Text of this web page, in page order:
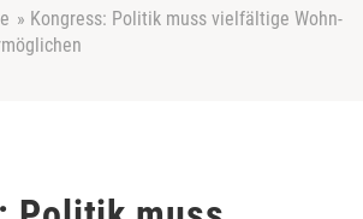
» Kongress: Politik muss vielfältige Wohn-